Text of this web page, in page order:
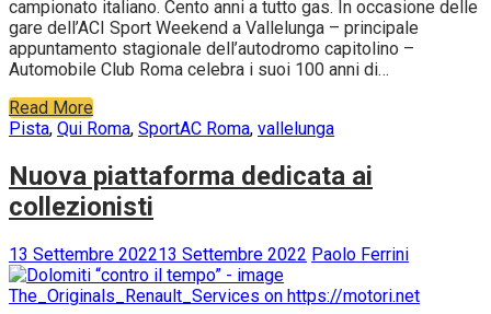
campionato italiano. Cento anni a tutto gas. In occasione delle
gare dell’ACI Sport Weekend a Vallelunga – principale
appuntamento stagionale dell’autodromo capitolino –
Automobile Club Roma celebra i suoi 100 anni di…
Read More
Pista, Qui Roma, SportAC Roma, vallelunga
Nuova piattaforma dedicata ai
collezionisti
13 Settembre 202213 Settembre 2022 Paolo Ferrini